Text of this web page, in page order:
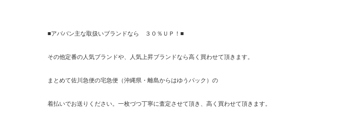
■アババン主な取扱いブランドなら ３０％ＵＰ！■
その他定番の人気ブランドや、人気上昇ブランドなら高く買わせて頂きます。
まとめて佐川急便の宅急便（沖縄県・離島からはゆうパック）の
着払いでお送りください。一枚づつ丁寧に査定させて頂き、高く買わせて頂きます。